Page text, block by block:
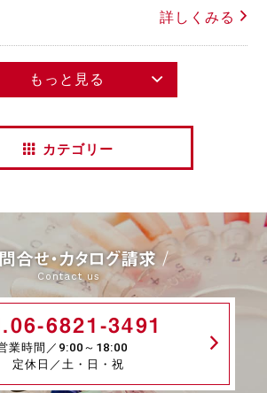
詳しくみる
もっと見る
カテゴリー
合せ・カタログ請求
Contact us
6821-3491
業時間／9:00～18:00
定休日／土・日・祝